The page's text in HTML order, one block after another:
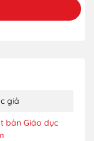
giả
bản Giáo dục